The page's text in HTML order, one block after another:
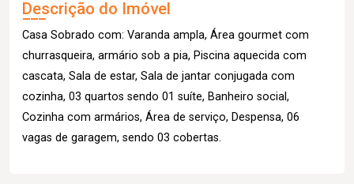
Descrição do Imóvel
Casa Sobrado com: Varanda ampla, Área gourmet com
churrasqueira, armário sob a pia, Piscina aquecida com
cascata, Sala de estar, Sala de jantar conjugada com
cozinha, 03 quartos sendo 01 suíte, Banheiro social,
Cozinha com armários, Área de serviço, Despensa, 06
vagas de garagem, sendo 03 cobertas.